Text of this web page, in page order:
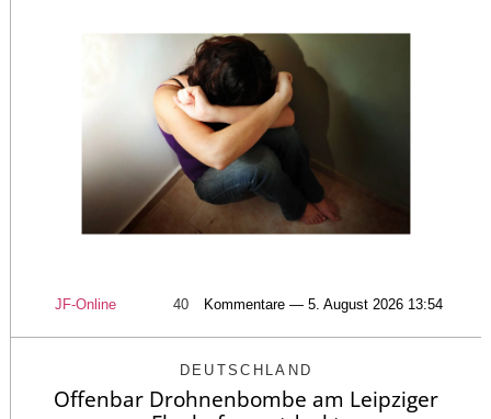
JF-Online 40 Kommentare — 5. August 2026 13:54
DEUTSCHLAND
Offenbar Drohnenbombe am Leipziger